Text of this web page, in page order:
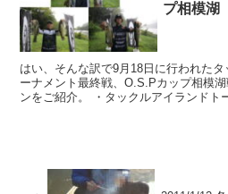
プ相模湖
はい、そんな訳で9月18日に行われたタックル
ーナメント最終戦、O.S.Pカップ相模湖戦の 結果と上位陣
ンをご紹介。 ・タックルアイランドトーナメント・相模湖戦 ほぼ毎